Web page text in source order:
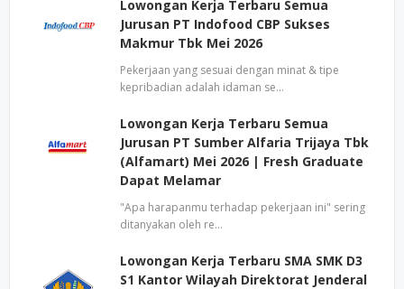
Lowongan Kerja Terbaru Semua
Jurusan PT Indofood CBP Sukses
Makmur Tbk Mei 2026
Pekerjaan yang sesuai dengan minat & tipe
kepribadian adalah idaman se…
Lowongan Kerja Terbaru Semua
Jurusan PT Sumber Alfaria Trijaya Tbk
(Alfamart) Mei 2026 | Fresh Graduate
Dapat Melamar
"Apa harapanmu terhadap pekerjaan ini" sering
ditanyakan oleh re…
Lowongan Kerja Terbaru SMA SMK D3
S1 Kantor Wilayah Direktorat Jenderal